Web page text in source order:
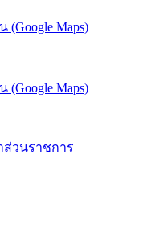
Maps)
วนราชการ
Maps)